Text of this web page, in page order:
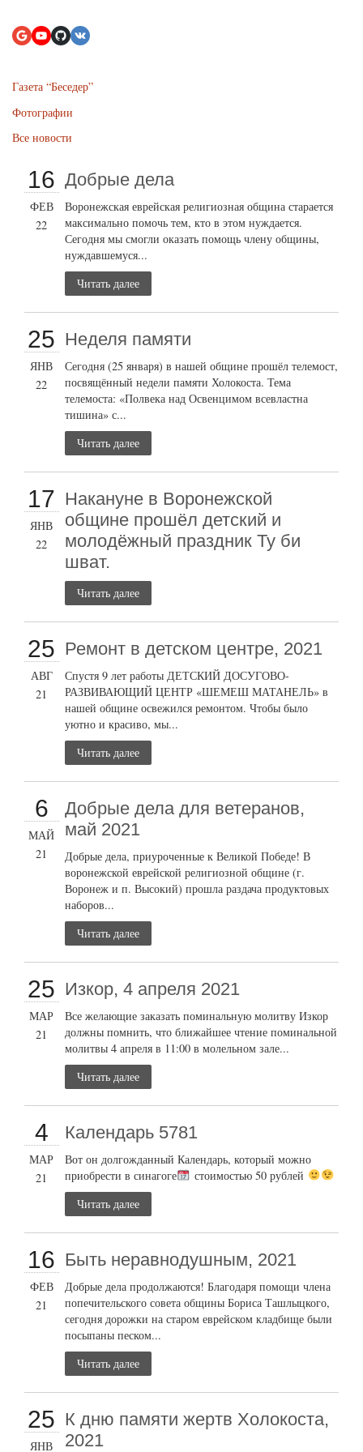
Газета “Беседер”
Фотографии
Все новости
16
ФЕВ
22
Добрые дела
Воронежская еврейская религиозная община старается
максимально помочь тем, кто в этом нуждается.
Сегодня мы смогли оказать помощь члену общины,
нуждавшемуся...
Читать далее
25
ЯНВ
22
Неделя памяти
Сегодня (25 января) в нашей общине прошёл телемост,
посвящённый недели памяти Холокоста. Тема
телемоста: «Полвека над Освенцимом всевластна
тишина» с...
Читать далее
17
ЯНВ
22
Накануне в Воронежской
общине прошёл детский и
молодёжный праздник Ту би
шват.
Читать далее
25
АВГ
21
Ремонт в детском центре, 2021
Спустя 9 лет работы ДЕТСКИЙ ДОСУГОВО-
РАЗВИВАЮЩИЙ ЦЕНТР «ШЕМЕШ МАТАНЕЛЬ» в
нашей общине освежился ремонтом. Чтобы было
уютно и красиво, мы...
Читать далее
6
МАЙ
21
Добрые дела для ветеранов,
май 2021
Добрые дела, приуроченные к Великой Победе! В
воронежской еврейской религиозной общине (г.
Воронеж и п. Высокий) прошла раздача продуктовых
наборов...
Читать далее
25
МАР
21
Изкор, 4 апреля 2021
Все желающие заказать поминальную молитву Изкор
должны помнить, что ближайшее чтение поминальной
молитвы 4 апреля в 11:00 в молельном зале...
Читать далее
4
МАР
21
Календарь 5781
Вот он долгожданный Календарь, который можно
приобрести в синагоге
стоимостью 50 рублей
Читать далее
16
ФЕВ
21
Быть неравнодушным, 2021
Добрые дела продолжаются! Благодаря помощи члена
попечительского совета общины Бориса Ташлыцкого,
сегодня дорожки на старом еврейском кладбище были
посыпаны песком...
Читать далее
25
ЯНВ
К дню памяти жертв Холокоста,
2021